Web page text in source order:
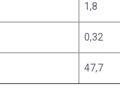
1,8
0,32
47,7